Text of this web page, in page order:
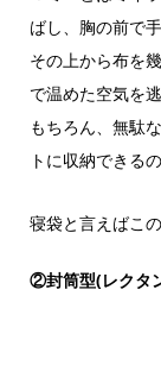
ばし、胸の前で
その上から布を
で温めた空気を
もちろん、無駄
トに収納できる
寝袋と言えばこ
②封筒型(レクタ